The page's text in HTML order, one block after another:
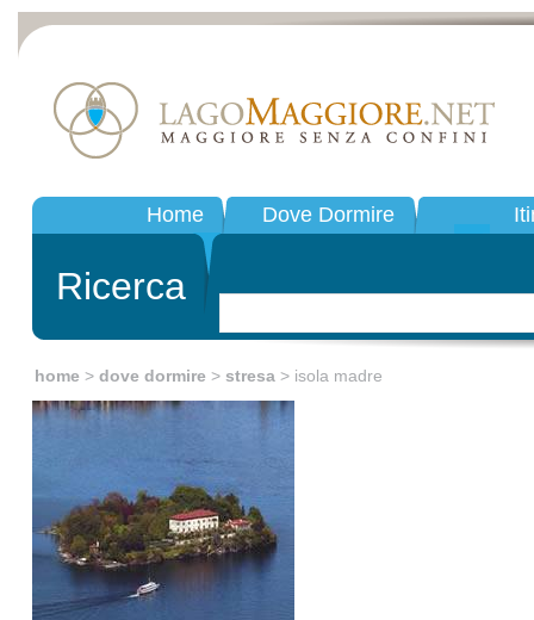
Home Dove Dormire
Ricerca
home > dove dormire > stresa > isola madre